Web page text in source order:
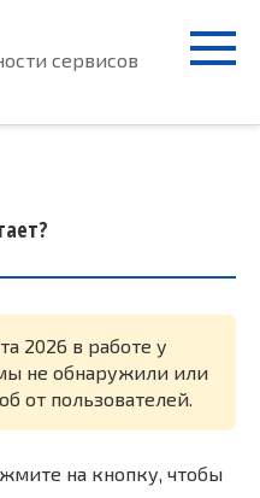
сервисов
2026 в работе у
не обнаружили или
от пользователей.
на кнопку, чтобы